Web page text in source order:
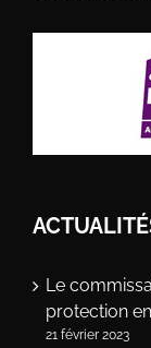
Le
protection
21 février 2023